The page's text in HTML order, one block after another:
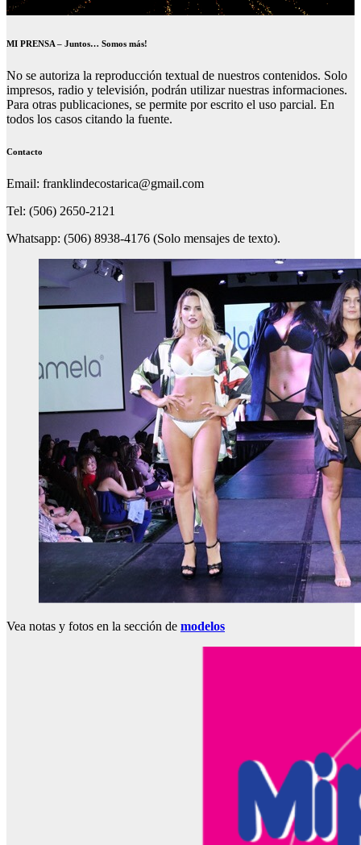
MI PRENSA – Juntos… Somos más!
No se autoriza la reproducción textual de nuestros contenidos. Solo
impresos, radio y televisión, podrán utilizar nuestras informaciones.
Para otras publicaciones, se permite por escrito el uso parcial. En
todos los casos citando la fuente.
Contacto
Email: franklindecostarica@gmail.com
Tel: (506) 2650-2121
Whatsapp: (506) 8938-4176 (Solo mensajes de texto).
Vea notas y fotos en la sección de modelos